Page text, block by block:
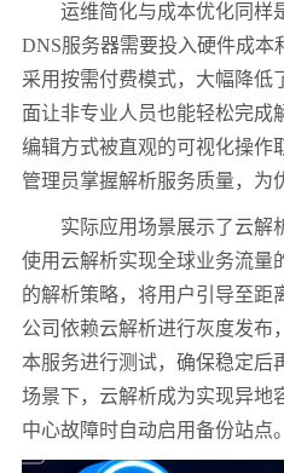
运维简化与成本优化同样
DNS服务器需要投入硬件成本
采用按需付费模式，大幅降低
面让非专业人员也能轻松完成
编辑方式被直观的可视化操作
管理员掌握解析服务质量，为
实际应用场景展示了云解
使用云解析实现全球业务流量
的解析策略，将用户引导至距
公司依赖云解析进行灰度发布
本服务进行测试，确保稳定后
场景下，云解析成为实现异地
中心故障时自动启用备份站点。